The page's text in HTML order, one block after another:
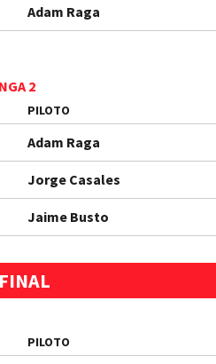
Adam Raga
2
PILOTO
Adam Raga
Jorge Casales
Jaime Busto
PILOTO